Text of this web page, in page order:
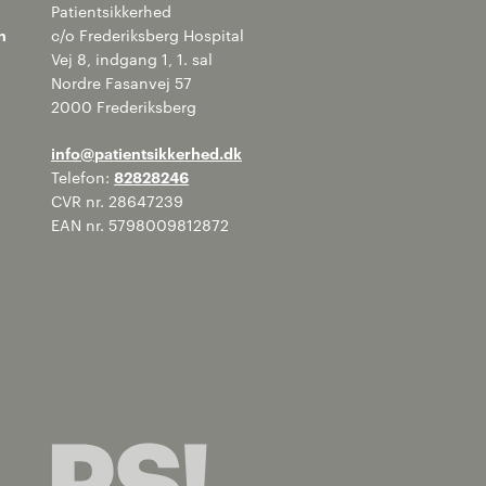
Patientsikkerhed
c/o Frederiksberg Hospital
Vej 8, indgang 1, 1. sal
Nordre Fasanvej 57
2000 Frederiksberg
info@patientsikkerhed.dk
Telefon: 82828246
CVR nr. 28647239
EAN nr. 5798009812872